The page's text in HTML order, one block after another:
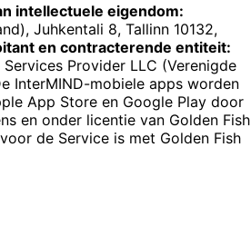
intellectuele eigendom:
Juhkentali 8, Tallinn 10132,
en contracterende entiteit:
Provider LLC (Verenigde
InterMIND-mobiele apps worden
App Store en Google Play door
en onder licentie van Golden Fish
de Service is met Golden Fish